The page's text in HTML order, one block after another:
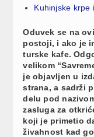
Kuhinjske krpe
Oduvek se na
postoji, i ako je
turske kafe.
velikom
je objavljen u
strana, a sadrži
delu pod
zasluga za
koji je primetio
živahnost kad